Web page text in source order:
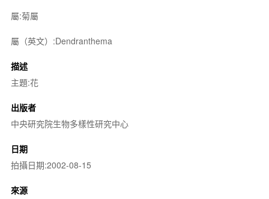
屬:菊屬
屬（英文）:Dendranthema
描述
主題:花
出版者
中央研究院生物多樣性研究中心
日期
拍攝日期:2002-08-15
來源